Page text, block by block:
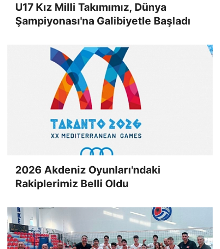
U17 Kız Milli Takımımız, Dünya
Şampiyonası'na Galibiyetle Başladı
2026 Akdeniz Oyunları'ndaki
Rakiplerimiz Belli Oldu